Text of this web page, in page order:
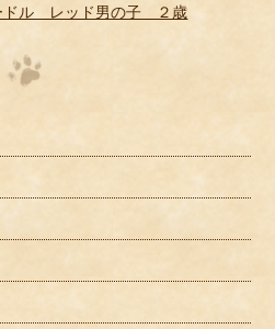
ドル レッド男の子 ２歳